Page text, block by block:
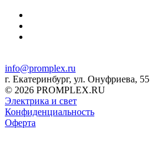
info@promplex.ru
г. Екатеринбург, ул. Онуфриева, 55
© 2026 PROMPLEX.RU
Электрика и свет
Конфиденциальность
Оферта